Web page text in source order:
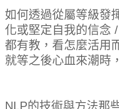
如何透過從屬等級發
化或堅定自我的信念
都有教，看怎麼活用
就等之後心血來潮時
NLP的技術與方法那